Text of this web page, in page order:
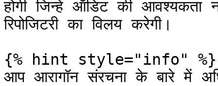
होगी जिन्हें ऑडिट की आवश्यकता
रिपोजिटरी का विलय करेगी।
{% hint style="info" %}
आप आरागॉन संरचना के बारे में